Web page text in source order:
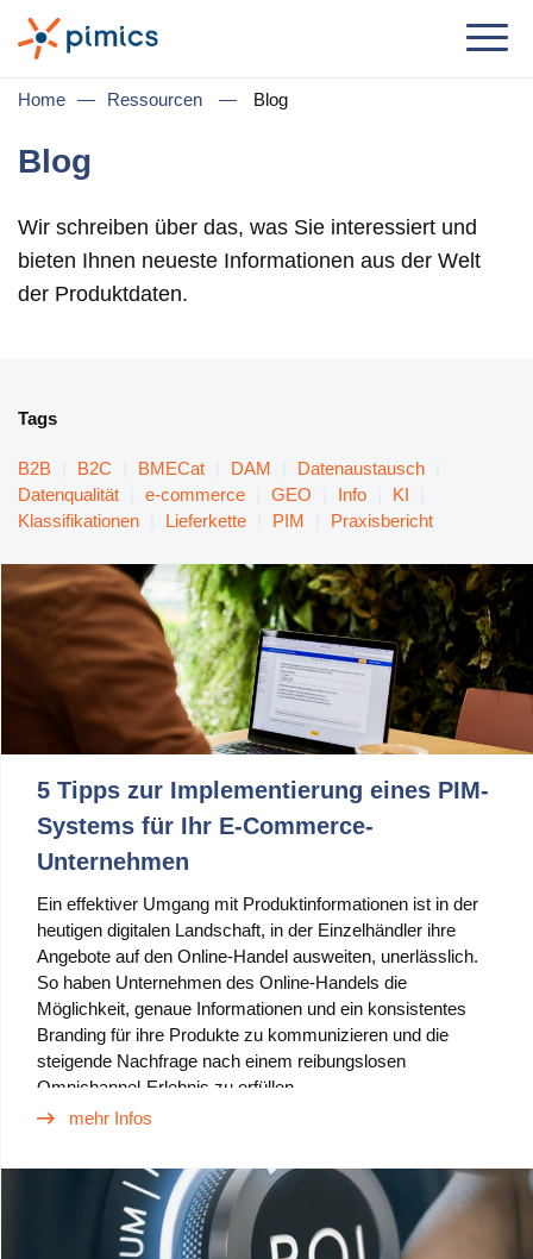
Lösung
Nach Jobrolle
IT-Manager
E-Commerce
PIM für Marketing
Einzelhandel
Produkt
Integration mit Plattformen
e-Commerce
Channels & Publishing
Druckkataloge
Taxonomie & Klassifizierung
Standards für den Produktdatenaustausch
Anwendungsfälle
Catalog Management
Home — Ressourcen — Blog
Blog
Wir schreiben über das, was Sie interessiert und
bieten Ihnen neueste Informationen aus der Welt
der Produktdaten.
Tags
B2B B2C BMECat DAM Datenaustausch
Datenqualität
e-commerce GEO Info KI
Klassifikationen
Lieferkette PIM Praxisbericht
5 Tipps zur Implementierung eines PIM-
Systems für Ihr E-Commerce-
Unternehmen
Ein effektiver Umgang mit Produktinformationen ist in der
heutigen digitalen Landschaft, in der Einzelhändler ihre
Angebote auf den Online-Handel ausweiten, unerlässlich.
So haben Unternehmen des Online-Handels die
Möglichkeit, genaue Informationen und ein konsistentes
Branding für ihre Produkte zu kommunizieren und die
steigende Nachfrage nach einem reibungslosen
Omnichannel-Erlebnis zu erfüllen.
mehr Infos